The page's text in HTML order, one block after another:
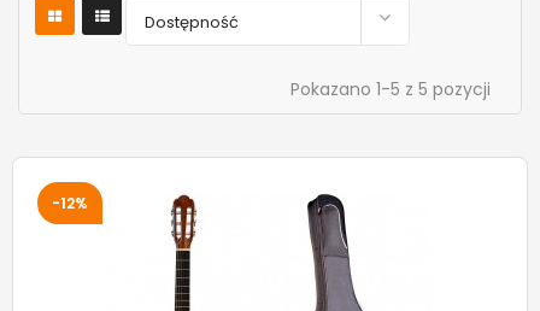
Dostępność 
Pokazano 1-5 z 5 pozycji
-12%